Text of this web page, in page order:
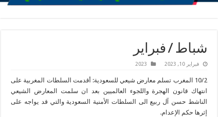
شباط / فبراير
فبراير 10, 2023 2023
10/2 المغرب تسلم معارض شيعي للسعودية: أقدمت السلطات المغربية على
انتهاك قانون الهجرة واللجوء العالميين بعد ان سلمت المعارض الشيعي
الناشط حسن آل ربيع الى السلطات الأمنية السعودية والتي قد يواجه على
إثرها حكم الإعدام.